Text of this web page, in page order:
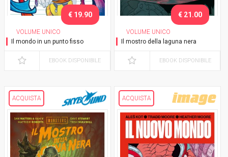
VOLUME UNICO
Il mondo in un punto fisso
€ 19.90
EBOOK DISPONIBILE
VOLUME UNICO
Il mostro della laguna nera
€ 21.00
EBOOK DISPONIBILE
ACQUISTA ACQUISTA